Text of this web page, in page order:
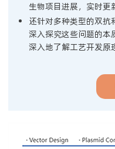
用户中心
生物项目进展，实时更
还针对多种类型的双抗
深入探究这些问题的本
深入地了解工艺开发原